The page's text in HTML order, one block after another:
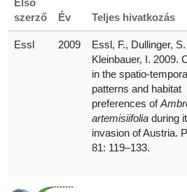
Első
szerző
Év Teljes hivatkozás
Essl 2009
Essl, F., Dullinger,
Kleinbauer, I. 2009.
in the spatio-
patterns and habitat
preferences of
artemisiifolia during
invasion of Austria.
81: 119–133.